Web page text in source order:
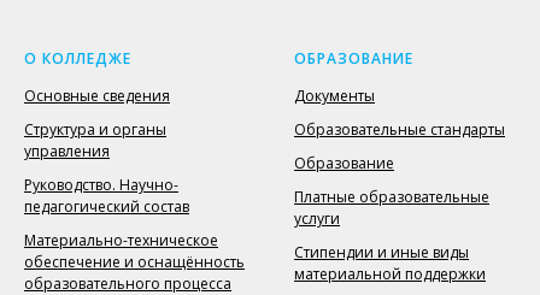
ВЕРНУТЬСЯ К ОФОРМЛЕНИЮ
О КОЛЛЕДЖЕ
Основные сведения
Структура и органы
управления
Руководство. Научно-
педагогический состав
Материально-техническое
обеспечение и оснащённость
образовательного процесса
ОБРАЗОВАНИЕ
Документы
Образовательные стандарты
Образование
Платные образовательные
услуги
Стипендии и иные виды
материальной поддержки